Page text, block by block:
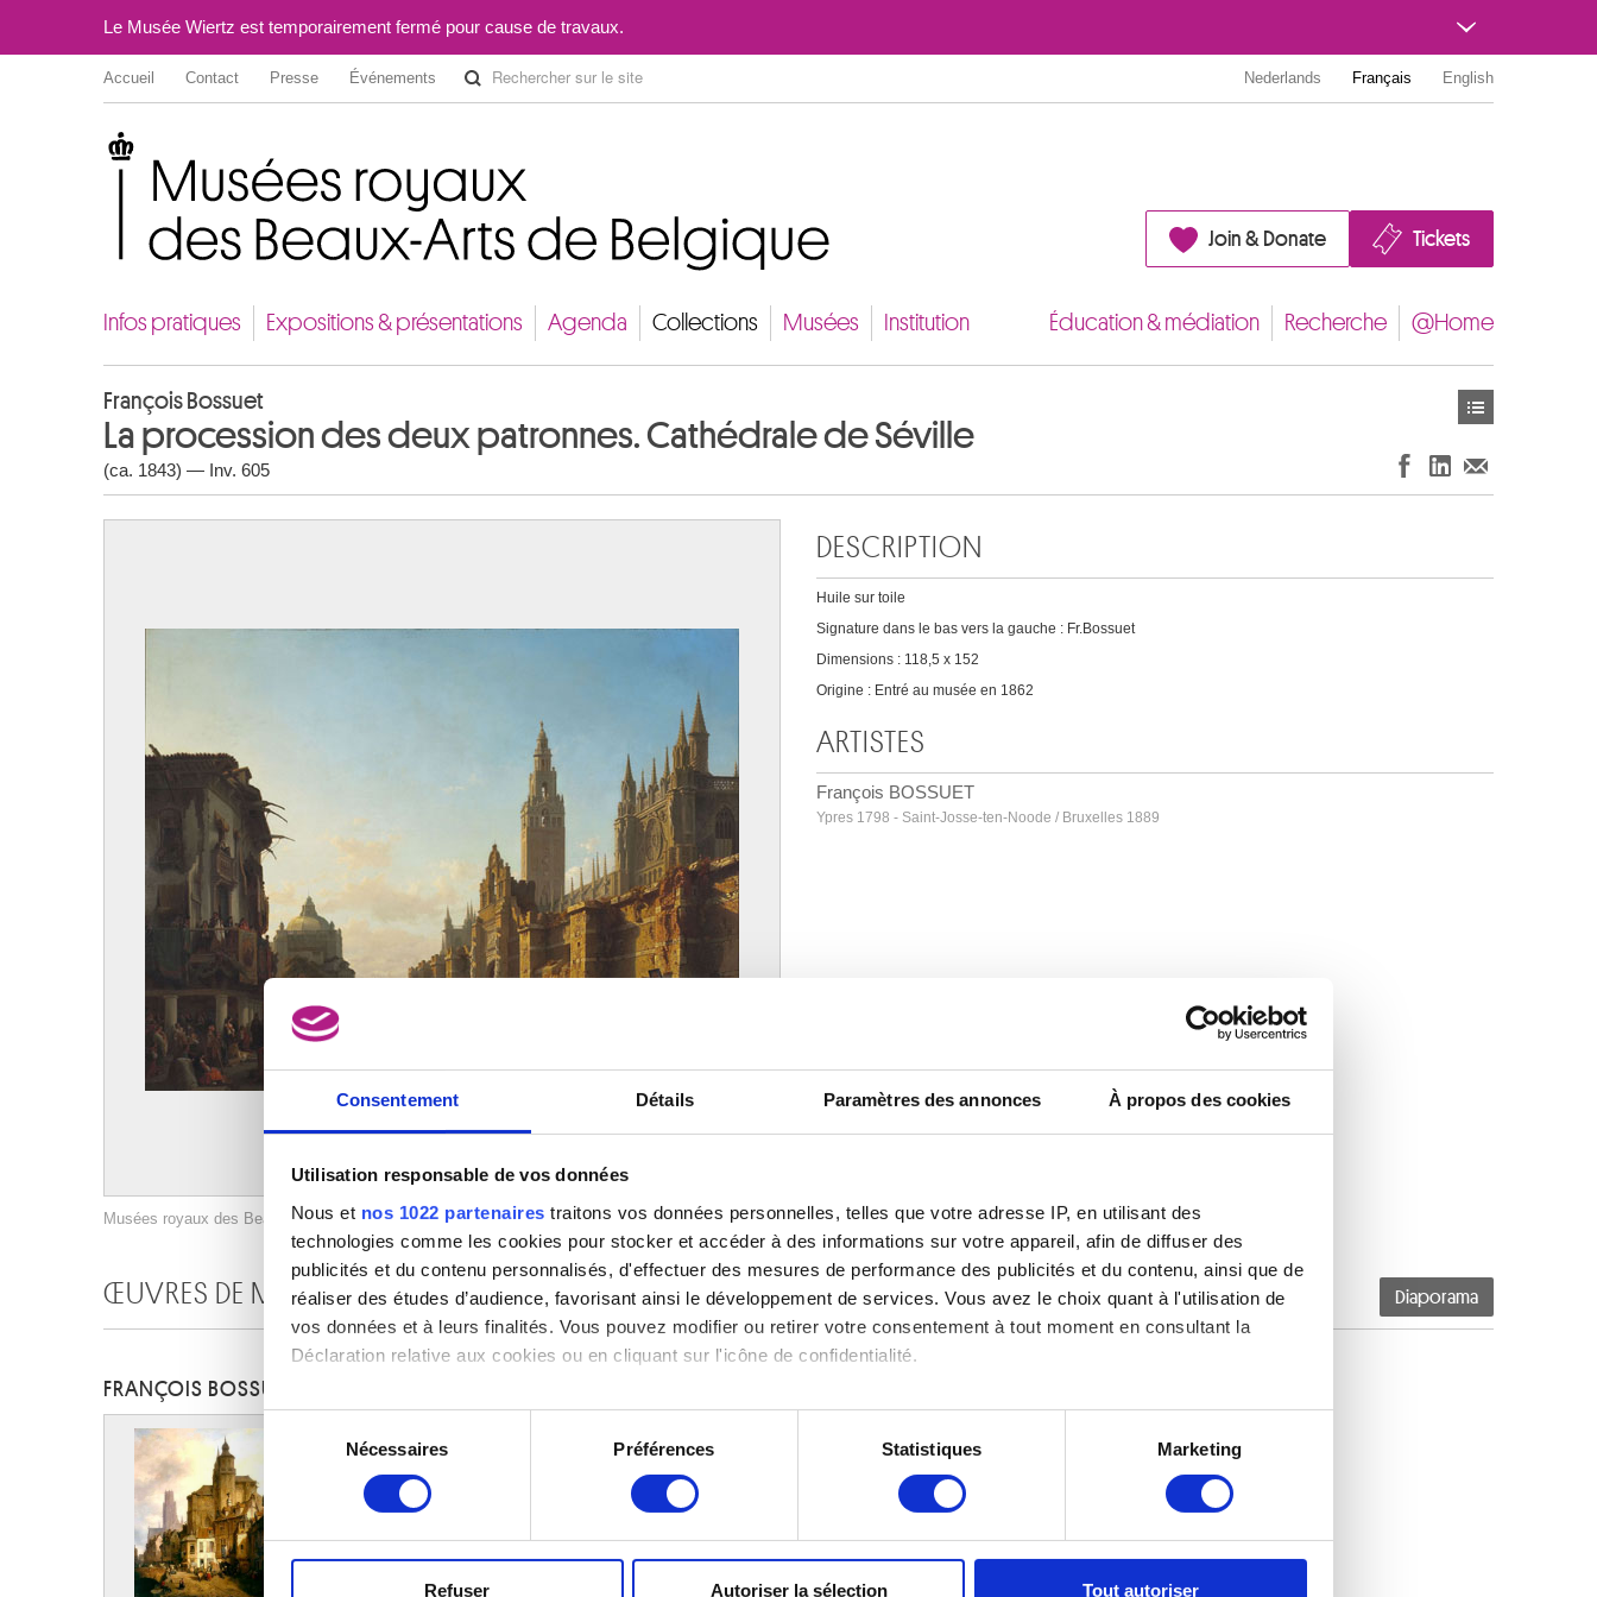
Consentement Détails Paramètres des annonces À propos des cookies
Utilisation responsable de vos données
Nous et nos 1022 partenaires traitons vos données personnelles, telles que votre adresse IP, en utilisant des
technologies comme les cookies pour stocker et accéder à des informations sur votre appareil, afin de diffuser des
publicités et du contenu personnalisés, d'effectuer des mesures de performance des publicités et du contenu, ainsi que de
réaliser des études d’audience, favorisant ainsi le développement de services. Vous avez le choix quant à l'utilisation de
vos données et à leurs finalités. Vous pouvez modifier ou retirer votre consentement à tout moment en consultant la
Déclaration relative aux cookies ou en cliquant sur l'icône de confidentialité.
Si vous le permettez, nous aimerions également :
Collecter des informations sur votre localisation géographique qui peuvent être précises à plusieurs mètres près
digitales).
consentement
Nécessaires Préférences Statistiques Marketing
Refuser Autoriser la sélection Tout autoriser
Le Musée Wiertz est temporairement fermé pour cause de travaux.
Accueil Contact Presse Événements Nederlands Français English
Join & Donate Tickets
Infos pratiques Expositions & présentations Agenda Collections Musées Institution Éducation & médiation Recherche @Home
François Bossuet
La procession des deux patronnes. Cathédrale de Séville
(ca. 1843) — Inv. 605
Musées royaux des Beaux-Arts de Belgique, Bruxelles / photo : Grafisch Buro Lefevre, Heule
DESCRIPTION
Huile sur toile
Signature dans le bas vers la gauche : Fr.Bossuet
Dimensions : 118,5 x 152
Origine : Entré au musée en 1862
ARTISTES
François BOSSUET
Ypres 1798 - Saint-Josse-ten-Noode / Bruxelles 1889
ŒUVRES DE MÊME AUTEUR Diaporama
FRANÇOIS BOSSUET